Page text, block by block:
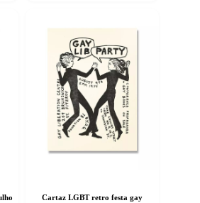
Cartaz LGBT retro festa gay